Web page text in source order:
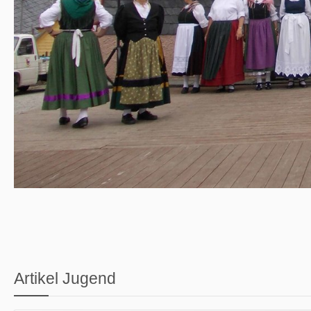
Artikel Jugend